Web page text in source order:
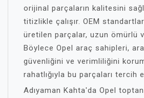
orijinal parçaların kalitesini
titizlikle çalışır. OEM
üretilen parçalar, uzun ömürlü ve
Böylece Opel araç sahipleri,
güvenliğini ve verimliliğini
rahatlığıyla bu parçaları tercih
Adıyaman Kahta'da Opel